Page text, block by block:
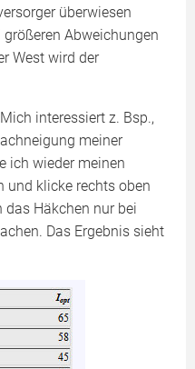
überwiesen
Abweichungen
West wird der
interessiert z. Bsp.,
meiner
ich wieder meinen
und klicke rechts oben
Häkchen nur bei
Das Ergebnis sieht